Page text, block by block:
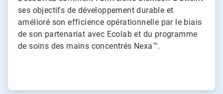
ses objectifs de développement durable et
amélioré son efficience opérationnelle par le biais
de son partenariat avec Ecolab et du programme
de soins des mains concentrés Nexa™.